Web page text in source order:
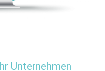
Unternehmen